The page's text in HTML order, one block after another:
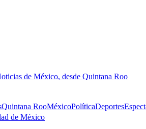
de México, desde Quintana Roo
Quintana RooMéxicoPolíticaDeportes
de México